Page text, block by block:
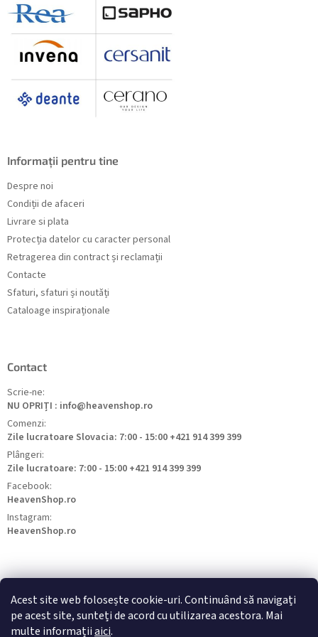
Acest site web folosește cookie-uri. Continuând să navigați
pe acest site, sunteți de acord cu utilizarea acestora. Mai
multe informațiiaici.
Informații pentru tine
Despre noi
Condiții de afaceri
Livrare si plata
Protecția datelor cu caracter personal
Retragerea din contract și reclamații
Contacte
Sfaturi, sfaturi și noutăți
Cataloage inspiraționale
Contact
Scrie-ne:
NU OPRIȚI : info@heavenshop.ro
Comenzi:
Zile lucratoare Slovacia: 7:00 - 15:00 +421 914 399 399
Plângeri:
Zile lucratoare: 7:00 - 15:00 +421 914 399 399
Facebook:
HeavenShop.ro
Instagram:
HeavenShop.ro
HeavenShop.sk HeavenShop.hu HeavenShop.cz